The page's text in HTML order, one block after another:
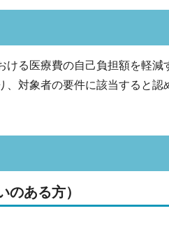
る医療費の自己負担額を軽減
対象者の要件に該当すると認
のある方）